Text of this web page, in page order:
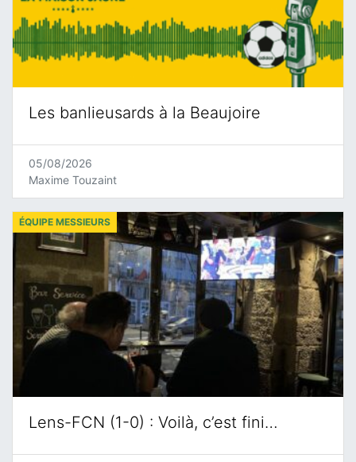
Les banlieusards à la Beaujoire
05/08/2026
Maxime Touzaint
Lens-FCN (1-0) : Voilà, c’est fini…
ÉQUIPE MESSIEURS